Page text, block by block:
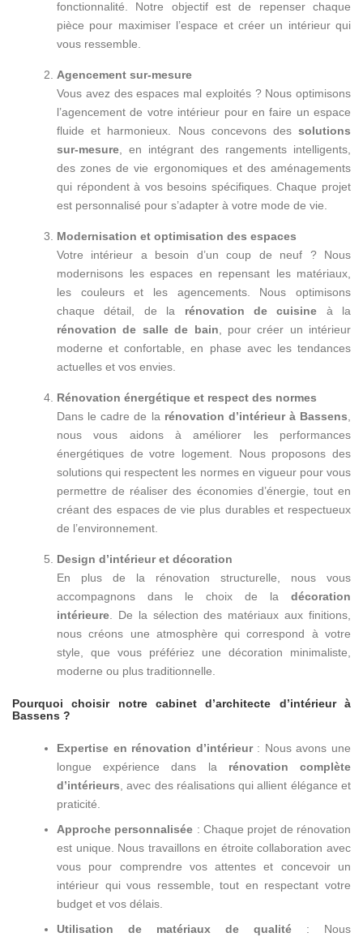
fonctionnalité. Notre objectif est de repenser chaque
pièce pour maximiser l’espace et créer un intérieur qui
vous ressemble.
Agencement sur-mesure
Vous avez des espaces mal exploités ? Nous optimisons
l’agencement de votre intérieur pour en faire un espace
fluide et harmonieux. Nous concevons des solutions
sur-mesure , en intégrant des rangements intelligents,
des zones de vie ergonomiques et des aménagements
qui répondent à vos besoins spécifiques. Chaque projet
est personnalisé pour s’adapter à votre mode de vie.
Modernisation et optimisation des espaces
Votre intérieur a besoin d’un coup de neuf ? Nous
modernisons les espaces en repensant les matériaux,
les couleurs et les agencements. Nous optimisons
chaque détail, de la rénovation de cuisine à la
rénovation de salle de bain , pour créer un intérieur
moderne et confortable, en phase avec les tendances
actuelles et vos envies.
Rénovation énergétique et respect des normes
Dans le cadre de la rénovation d’intérieur à Bassens
nous vous aidons à améliorer les performances
énergétiques de votre logement. Nous proposons des
solutions qui respectent les normes en vigueur pour vous
permettre de réaliser des économies d’énergie, tout en
créant des espaces de vie plus durables et respectueux
de l’environnement.
Design d’intérieur et décoration
En plus de la rénovation structurelle, nous vous
accompagnons dans le choix de la décoration
intérieure . De la sélection des matériaux aux finitions,
nous créons une atmosphère qui correspond à votre
style, que vous préfériez une décoration minimaliste,
moderne ou plus traditionnelle.
Pourquoi choisir notre cabinet d’architecte d’intérieur à
Bassens ?
Expertise en rénovation d’intérieur: Nous avons une
longue expérience dans la rénovation complète
d’intérieurs , avec des réalisations qui allient élégance et
praticité.
Approche personnalisée : Chaque projet de rénovation
est unique. Nous travaillons en étroite collaboration avec
vous pour comprendre vos attentes et concevoir un
intérieur qui vous ressemble, tout en respectant votre
budget et vos délais.
Utilisation de matériaux de qualité : Nous